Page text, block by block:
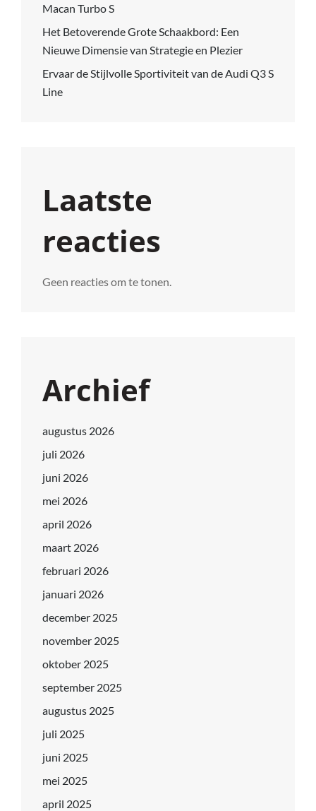
Macan Turbo S
Het Betoverende Grote Schaakbord: Een
Nieuwe Dimensie van Strategie en Plezier
Ervaar de Stijlvolle Sportiviteit van de Audi Q3 S
Line
Laatste
reacties
Geen reacties om te tonen.
Archief
augustus 2026
juli 2026
juni 2026
mei 2026
april 2026
maart 2026
februari 2026
januari 2026
december 2025
november 2025
oktober 2025
september 2025
augustus 2025
juli 2025
juni 2025
mei 2025
april 2025